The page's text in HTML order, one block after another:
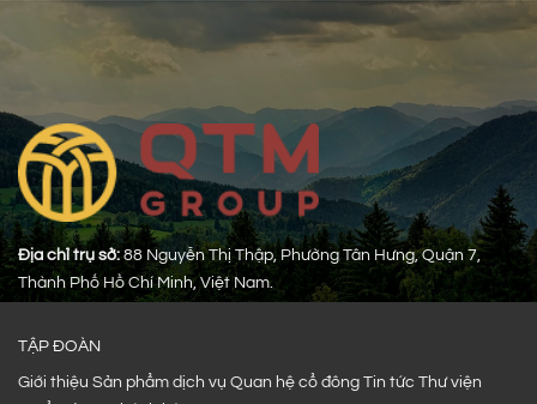
Địa chỉ trụ sở:88 Nguyễn Thị Thập, Phường Tân Hưng, Quận 7,
Thành Phố Hồ Chí Minh, Việt Nam.
TẬP ĐOÀN
Giới thiệu Sản phẩm dịch vụ Quan hệ cổ đông Tin tức Thư viện